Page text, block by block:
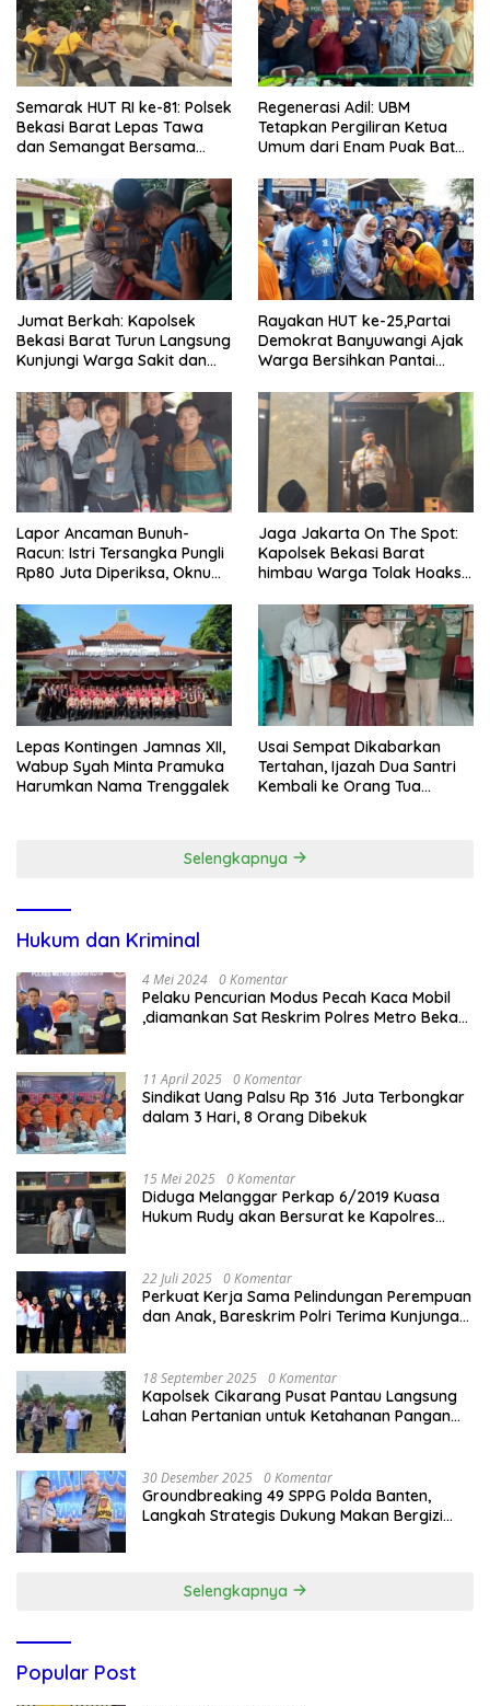
Semarak HUT RI ke-81: Polsek
Bekasi Barat Lepas Tawa
dan Semangat Bersama
Regenerasi Adil: UBM
Tetapkan Pergiliran Ketua
Umum dari Enam Puak Batak
Jumat Berkah: Kapolsek
Bekasi Barat Turun Langsung
Kunjungi Warga Sakit dan
Rayakan HUT ke-25,Partai
Demokrat Banyuwangi Ajak
Warga Bersihkan Pantai
Lapor Ancaman Bunuh-
Racun: Istri Tersangka Pungli
Rp80 Juta Diperiksa, Oknum
Disdagperin
Jaga Jakarta On The Spot:
Kapolsek Bekasi Barat
himbau Warga Tolak Hoaks
Sholat Jumat
Lepas Kontingen Jamnas XII,
Wabup Syah Minta Pramuka
Harumkan Nama Trenggalek
Usai Sempat Dikabarkan
Tertahan, Ijazah Dua Santri
Kembali ke Orang Tua
Selengkapnya
Hukum dan Kriminal
4 Mei 2024 0 Komentar
Pelaku Pencurian Modus Pecah Kaca Mobil
,diamankan Sat Reskrim Polres Metro Bekasi
11 April 2025 0 Komentar
Sindikat Uang Palsu Rp 316 Juta Terbongkar
dalam 3 Hari, 8 Orang Dibekuk
15 Mei 2025 0 Komentar
Diduga Melanggar Perkap 6/2019 Kuasa
Hukum Rudy akan Bersurat ke Kapolres
22 Juli 2025 0 Komentar
Perkuat Kerja Sama Pelindungan Perempuan
dan Anak, Bareskrim Polri Terima Kunjungan
18 September 2025 0 Komentar
Kapolsek Cikarang Pusat Pantau Langsung
Lahan Pertanian untuk Ketahanan Pangan
30 Desember 2025 0 Komentar
Groundbreaking 49 SPPG Polda Banten,
Langkah Strategis Dukung Makan Bergizi
Selengkapnya
Popular Post